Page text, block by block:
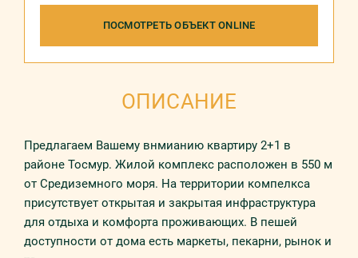
ПОСМОТРЕТЬ ОБЪЕКТ ONLINE
ОПИСАНИЕ
Предлагаем Вашему внмианию квартиру 2+1 в
районе Тосмур. Жилой комплекс расположен в 550 м
от Средиземного моря. На территории компелкса
присутствует открытая и закрытая инфраструктура
для отдыха и комфорта проживающих. В пешей
доступности от дома есть маркеты, пекарни, рынок и